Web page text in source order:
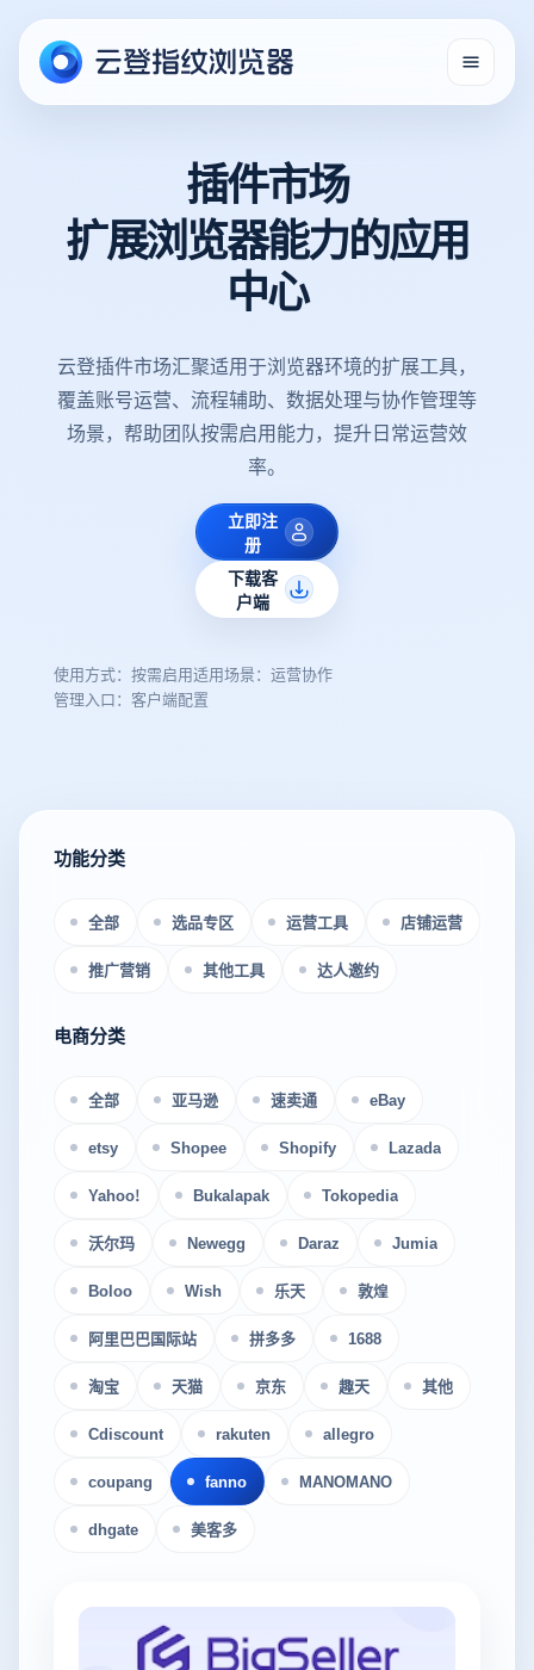
插件市场
扩展浏览器能力的应用
中心
云登插件市场汇聚适用于浏览器环境的扩展工具，
覆盖账号运营、流程辅助、数据处理与协作管理等
场景，帮助团队按需启用能力，提升日常运营效
率。
立即注
册
下载客
户端
使用方式：按需启用适用场景：运营协作
管理入口：客户端配置
功能分类
全部 选品专区 运营工具 店铺运营
推广营销 其他工具 达人邀约
电商分类
全部 亚马逊 速卖通 eBay
etsy Shopee Shopify Lazada
Yahoo! Bukalapak Tokopedia
沃尔玛 Newegg Daraz Jumia
Boloo Wish 乐天 敦煌
阿里巴巴国际站 拼多多 1688
淘宝 天猫 京东 趣天 其他
Cdiscount rakuten allegro
coupang fanno MANOMANO
dhgate 美客多